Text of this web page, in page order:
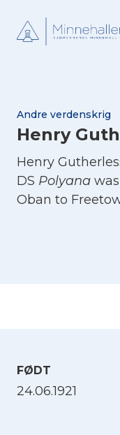
Andre verdenskrig
Henry
Henry
DS Polyana
Oban to
FØDT
24.06.1921